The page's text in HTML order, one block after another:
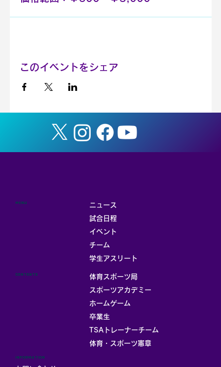
このイベントをシェア
ニュース
試合日程
イベント
チーム
学生アスリート
MENU
体育スポーツ局
スポーツアカデミー
ホームゲーム
卒業生
TSAトレーナーチーム
体育・スポーツ憲章
CONTENTS
INFORMATION